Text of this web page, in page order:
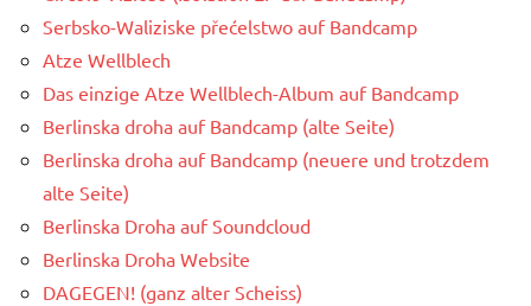
Serbsko-Waliziske přećelstwo auf Bandcamp
Atze Wellblech
Das einzige Atze Wellblech-Album auf Bandcamp
Berlinska droha auf Bandcamp (alte Seite)
Berlinska droha auf Bandcamp (neuere und trotzdem
alte Seite)
Berlinska Droha auf Soundcloud
Berlinska Droha Website
DAGEGEN! (ganz alter Scheiss)